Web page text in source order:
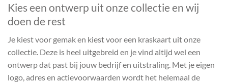
Kies een ontwerp uit onze collectie en wij
doen de rest
Je kiest voor gemak en kiest voor een kraskaart uit onze
collectie. Deze is heel uitgebreid en je vind altijd wel een
ontwerp dat past bij jouw bedrijf en uitstraling. Met je eigen
logo, adres en actievoorwaarden wordt het helemaal de